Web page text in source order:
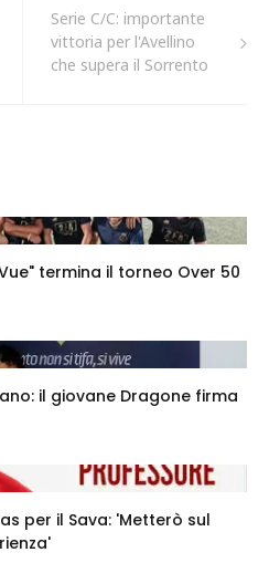
Serie C/C: importante
vittoria per l'Avellino
che supera il Sorrento
termina il torneo Over 50
il giovane Dragone firma
per il Sava: 'Metterò sul